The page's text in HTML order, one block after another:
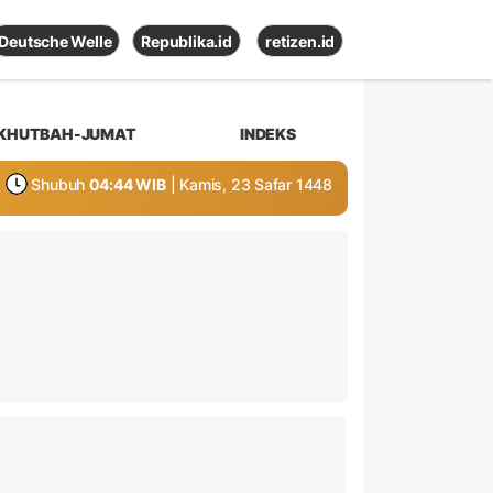
Deutsche Welle Republika.id retizen.id
JUMAT INDEKS
Shubuh 04:44 WIB | Kamis, 23 Safar 1448